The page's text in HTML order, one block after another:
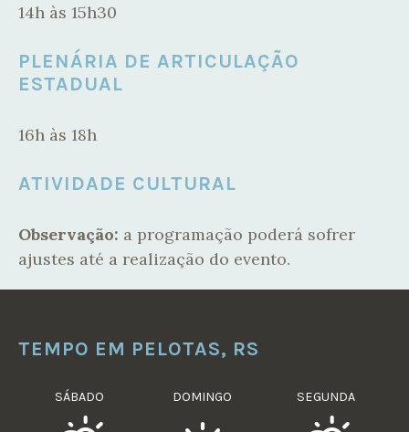
14h às 15h30
PLENÁRIA DE ARTICULAÇÃO
ESTADUAL
16h às 18h
ATIVIDADE CULTURAL
Observação: a programação poderá sofrer
ajustes até a realização do evento.
TEMPO EM PELOTAS, RS
SÁBADO DOMINGO SEGUNDA